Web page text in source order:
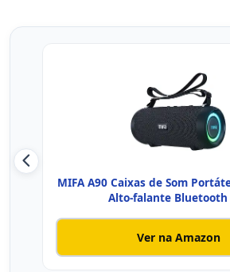
MIFA A90 Caixas de Som
Alto-falante
Ver na Amazon